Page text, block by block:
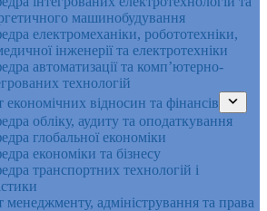
машинобудування
електромеханіки, робототехніки,
інженерії та електротехніки
автоматизації та комп’ютерно-
технологій
економічних відносин та фінансів
обліку, аудиту та оподаткування
глобальної економіки
економіки та бізнесу
транспортних технологій і
менеджменту, адміністрування та права